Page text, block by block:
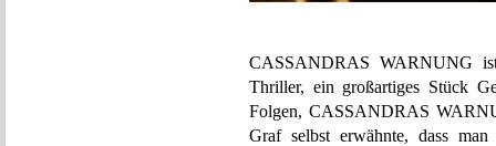
CASSANDRAS WARNUNG
Thriller, ein großartiges Stück
Folgen, CASSANDRAS
Graf selbst erwähnte, dass